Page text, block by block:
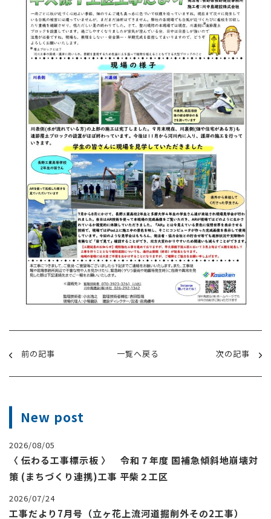
前の記事 一覧へ戻る 次の記事
New post
2026/08/05
〈 伝わる工事標示板 〉 令和７年度 国補急傾斜地崩壊対
策 (まちづくり連携)工事 平柴２工区
2026/07/24
工事だより7月号（立ヶ花上流河道掘削外その2工事）